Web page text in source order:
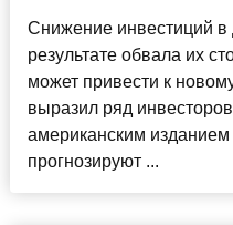
Снижение инвестиций в
результате обвала их
может привести к
выразил ряд
американским
прогнозируют ...